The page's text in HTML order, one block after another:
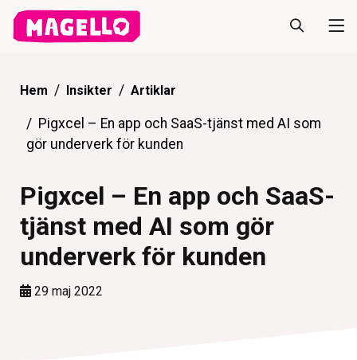
Hem Insikter Artiklar
Pigxcel – En app och SaaS-tjänst med AI som
gör underverk för kunden
Pigxcel – En app och SaaS-
tjänst med AI som gör
underverk för kunden
29 maj 2022